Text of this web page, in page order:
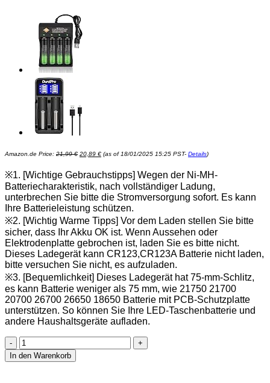
Amazon.de Price: 21,99€ Preis
21,99 €
20,89 €Preis
20,89 €.
(as of 18/01/2025 15:25 PST- Details)
※1. [Wichtige Gebrauchstipps] Wegen der Ni-MH-
Batteriecharakteristik, nach vollständiger Ladung,
unterbrechen Sie bitte die Stromversorgung sofort. Es kann
Ihre Batterieleistung schützen.
※2. [Wichtig Warme Tipps] Vor dem Laden stellen Sie bitte
sicher, dass Ihr Akku OK ist. Wenn Aussehen oder
Elektrodenplatte gebrochen ist, laden Sie es bitte nicht.
Dieses Ladegerät kann CR123,CR123A Batterie nicht laden,
bitte versuchen Sie nicht, es aufzuladen.
※3. [Bequemlichkeit] Dieses Ladegerät hat 75-mm-Schlitz,
es kann Batterie weniger als 75 mm, wie 21750 21700
20700 26700 26650 18650 Batterie mit PCB-Schutzplatte
unterstützen. So können Sie Ihre LED-Taschenbatterie und
andere Haushaltsgeräte aufladen.
4
Ladeplätze
21750
In den Warenkorb